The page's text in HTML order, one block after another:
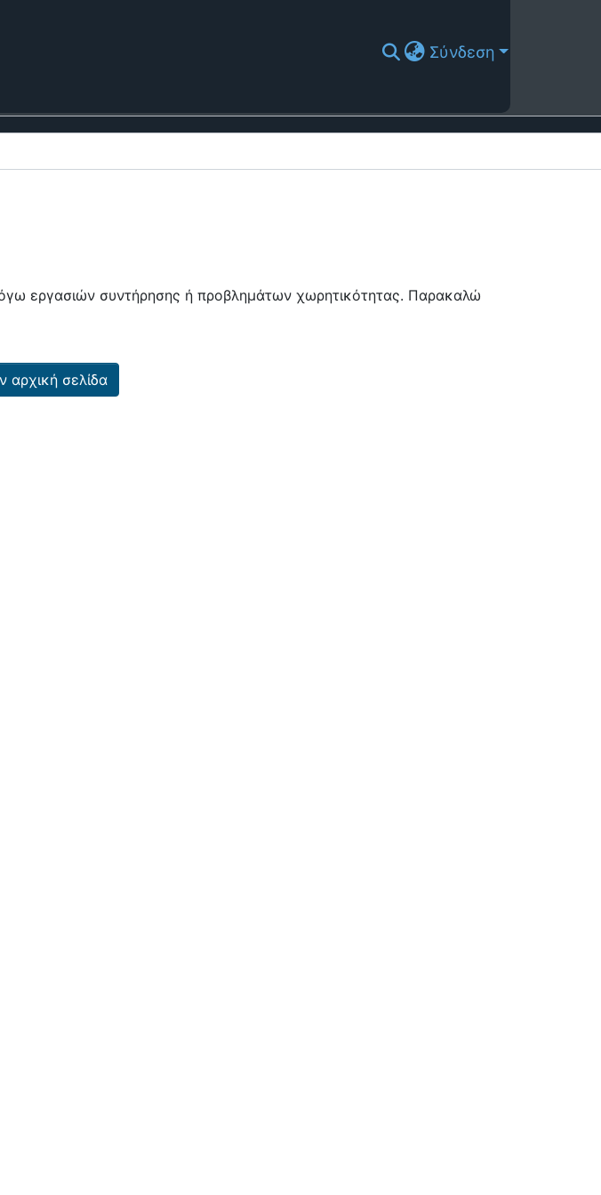
Σύνδεση
εργασιών συντήρησης ή προβλημάτων χωρητικότητας. Παρακαλώ
αρχική σελίδα